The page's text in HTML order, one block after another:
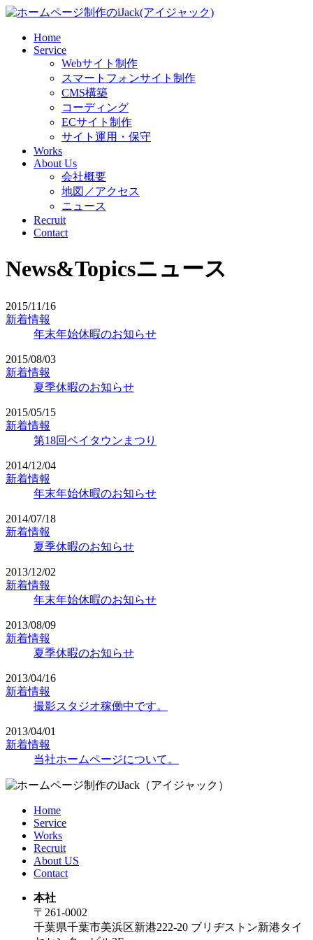
Home
Service
Webサイト制作
スマートフォンサイト制作
CMS構築
コーディング
ECサイト制作
サイト運用・保守
Works
About Us
会社概要
地図／アクセス
ニュース
Recruit
Contact
News&Topicsニュース
2015/11/16
新着情報
年末年始休暇のお知らせ
2015/08/03
新着情報
夏季休暇のお知らせ
2015/05/15
新着情報
第18回ベイタウンまつり
2014/12/04
新着情報
年末年始休暇のお知らせ
2014/07/18
新着情報
夏季休暇のお知らせ
2013/12/02
新着情報
年末年始休暇のお知らせ
2013/08/09
新着情報
夏季休暇のお知らせ
2013/04/16
新着情報
撮影スタジオ稼働中です。
2013/04/01
新着情報
当社ホームページについて。
Home
Service
Works
Recruit
About US
Contact
本社
〒261-0002
千葉県千葉市美浜区新港222-20 ブリヂストン新港タイ